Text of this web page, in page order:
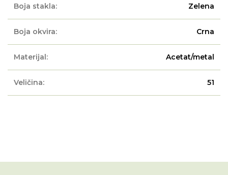
Boja stakla: Zelena
Boja okvira: Crna
Materijal: Acetat/metal
Veličina: 51